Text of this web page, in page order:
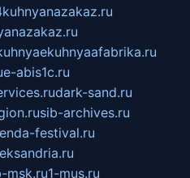
e-abis1c.ru
dark-sand.ru
sib-archives.ru
festival.ru
msk.ru1-mus.ru